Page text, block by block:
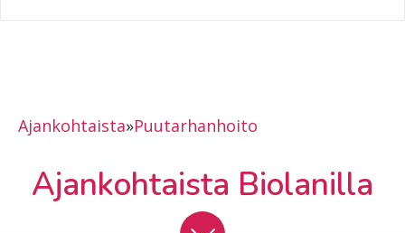
Ajankohtaista»Puutarhanhoito
Ajankohtaista Biolanilla